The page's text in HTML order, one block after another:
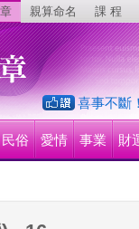
親算命名 課 程
喜事不斷
民俗 愛情 事業 財